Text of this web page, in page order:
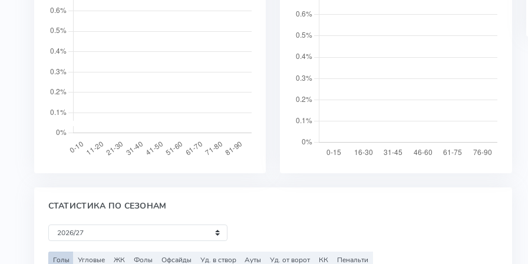
СТАТИСТИКА ПО СЕЗОНАМ
Голы Угловые ЖК Фолы Офсайды Уд. в створ Ауты Уд. от ворот КК Пенальти